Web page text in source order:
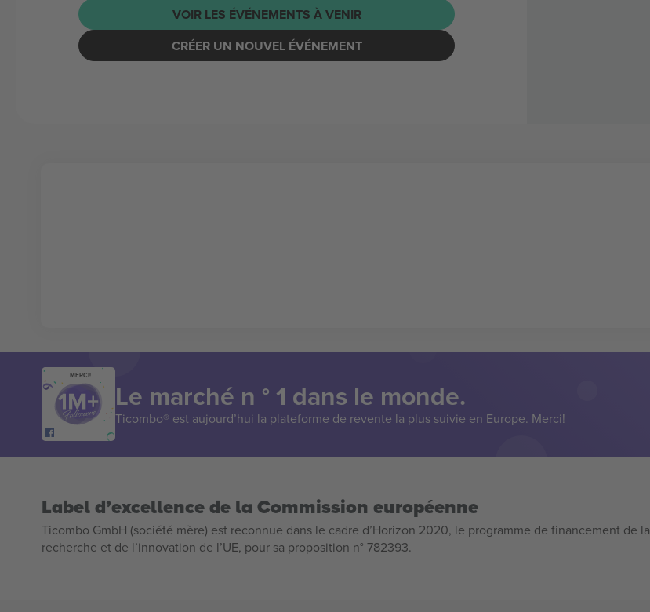
VOIR LES ÉVÉNEMENTS À VENIR
CRÉER UN NOUVEL ÉVÉNEMENT
MERCI!
Le marché n ° 1 dans le monde.
Ticombo® est aujourd’hui la plateforme de revente la plus suivie en Europe. Merci!
Label d’excellence de la Commission européenne
Ticombo GmbH (société mère) est reconnue dans le cadre d’Horizon 2020, le programme de financement de la
recherche et de l’innovation de l’UE, pour sa proposition n° 782393.